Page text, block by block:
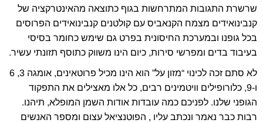
שרשרת התגובות המתרחשות בגוף כתוצאה מהאינטרקציה של
קנבינואידים מצמח הקנאביס עם קולטנים קנבינואידים הפרוסים
בכל גופנו ובמערכת החיסונית בפרט גם שימש כחומר בסיסי
בעיבוד בדים ומפרשי סירות, כיום הינו משווק כתוסף תזונתי עשיר.
לא סתם זכה לכינוי “מזון על” הוא הינו מכיל פרוטאינים, אומגה 3, 6
ו-9, כלורופילים וויטמינים רבים, כל אלו מאצילים את התפקוד
הגופני שלנו. לפניכם כמה עובדות אודות השמן המופלא, תיהנו.
רבות כבר נאמר ונכתב עליו , הפוטנציאל עצום ומספר האנשים